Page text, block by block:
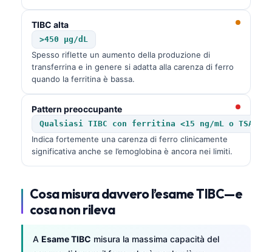
TIBC alta
>450 µg/dL
Spesso riflette un aumento della produzione di
transferrina e in genere si adatta alla carenza di ferro
quando la ferritina è bassa.
Pattern preoccupante
Qualsiasi TIBC con ferritina <15 ng/mL o TSAT
Indica fortemente una carenza di ferro clinicamente
significativa anche se l’emoglobina è ancora nei limiti.
Cosa misura davvero l’esame TIBC—e
cosa non rileva
A Esame TIBC misura la massima capacità del